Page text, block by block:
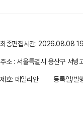
최종편집시간: 2026.08.08
주소 : 서울특별시 용산구 서
제호: 데일리안
등록일/